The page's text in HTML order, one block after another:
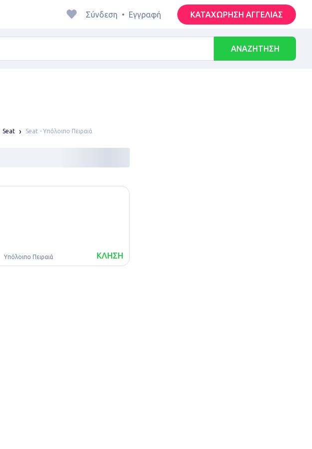
Σύνδεση • Εγγραφή ΚΑΤΑΧΩΡΗΣΗ ΑΓΓΕΛΙΑΣ
ΑΝΑΖΗΤΗΣΗ
Seat Seat - Υπόλοιπο Πειραιά
Υπόλοιπο Πειραιά ΚΛΗΣΗ